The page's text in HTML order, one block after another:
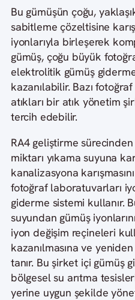
Bu gümüşün çoğu, yaklaşık
sabitleme çözeltisine
iyonlarıyla birleşerek
gümüş, çoğu büyük
elektrolitik gümüş
kazanılabilir. Bazı
atıkları bir atık yönetim
tercih edebilir.
RA4 geliştirme
miktarı yıkama suyuna
kanalizasyona
fotoğraf laboratuvarları
giderme sistemi kullanır.
suyundan gümüş
iyon değişim reçineleri
kazanılmasına ve
tanır. Bu şirket içi gümüş
bölgesel su arıtma
yerine uygun şekilde